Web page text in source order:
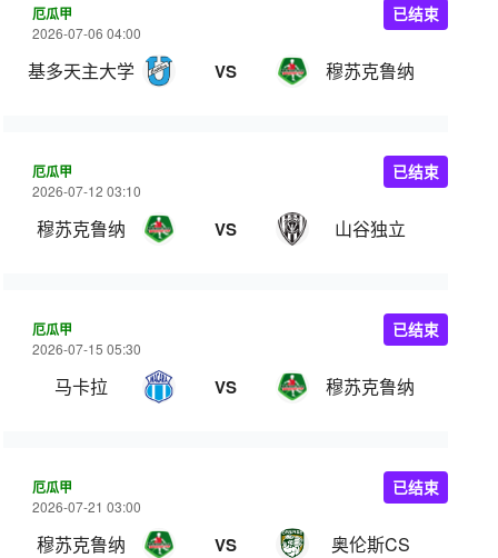
厄瓜甲
2026-07-06 04:00
基多天主大学 VS 穆苏克鲁纳
已结束
厄瓜甲
2026-07-12 03:10
穆苏克鲁纳 VS 山谷独立
已结束
厄瓜甲
2026-07-15 05:30
马卡拉 VS 穆苏克鲁纳
已结束
厄瓜甲
2026-07-21 03:00
穆苏克鲁纳 VS 奥伦斯CS
已结束